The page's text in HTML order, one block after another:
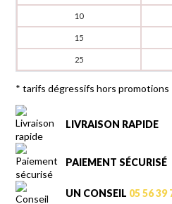
10
15
25
* tarifs dégressifs hors promotions
LIVRAISON RAPIDE
PAIEMENT SÉCURISÉ
UN CONSEIL 05 56 39